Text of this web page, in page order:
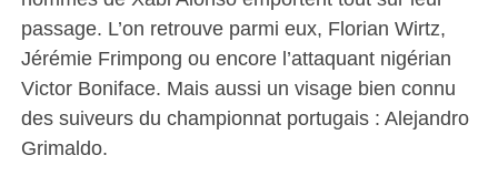
passage. L’on retrouve parmi eux, Florian Wirtz,
Jérémie Frimpong ou encore l’attaquant nigérian
Victor Boniface. Mais aussi un visage bien connu
des suiveurs du championnat portugais : Alejandro
Grimaldo.